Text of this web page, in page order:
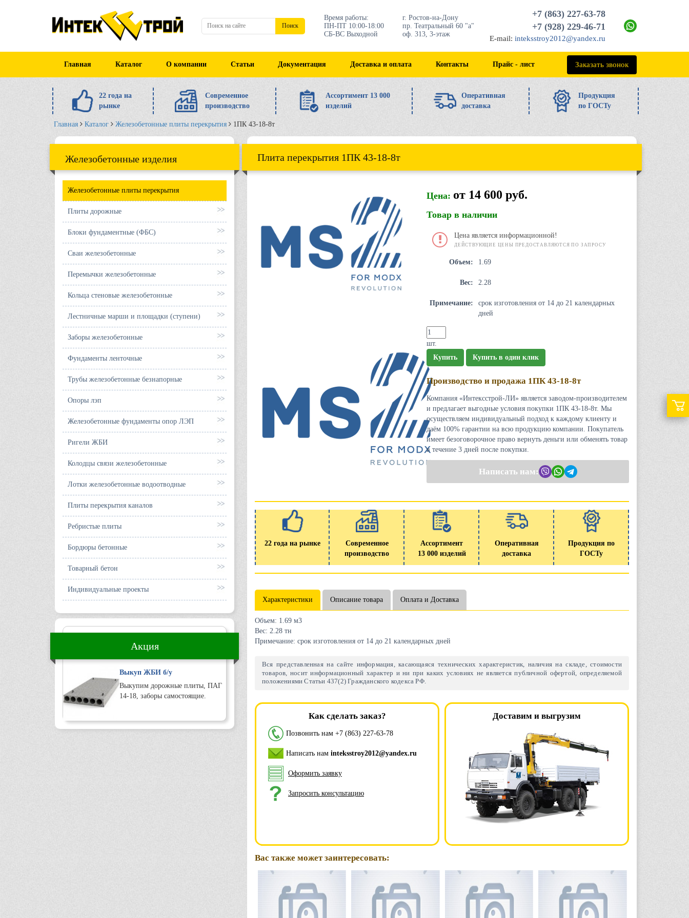
Поиск
Время работы:
ПН-ПТ 10:00-18:00
СБ-ВС Выходной
г. Ростов-на-Дону
пр. Театральный 60 "а"
оф. 313, 3-этаж
+7 (863) 227-63-78
+7 (928) 229-46-71
E-mail: inteksstroy2012@yandex.ru
Главная Каталог О компании Статьи Документация Доставка и оплата Контакты Прайс - лист +7 (863) 227-63-78
Заказать звонок
22 года на
рынке
Современное
производство
Ассортимент 13 000
изделий
Оперативная
доставка
Продукция
по ГОСТу
Главная Каталог Железобетонные плиты перекрытия 1ПК 43-18-8т
Железобетонные изделия
Железобетонные плиты перекрытия
Плиты дорожные
Блоки фундаментные (ФБС)
Сваи железобетонные
Перемычки железобетонные
Кольца стеновые железобетонные
Лестничные марши и площадки (ступени)
Заборы железобетонные
Фундаменты ленточные
Трубы железобетонные безнапорные
Опоры лэп
Железобетонные фундаменты опор ЛЭП
Ригели ЖБИ
Колодцы связи железобетонные
Лотки железобетонные водоотводные
Плиты перекрытия каналов
Ребристые плиты
Бордюры бетонные
Товарный бетон
Индивидуальные проекты
Акция
Выкуп ЖБИ б/у
Выкупим дорожные плиты, ПАГ
14-18, заборы самостоящие.
Плита перекрытия 1ПК 43-18-8т
Цена: от 14 600 руб.
Товар в наличии
Цена является информационной!
ДЕЙСТВУЮЩИЕ ЦЕНЫ ПРЕДОСТАВЛЯЮТСЯ ПО ЗАПРОСУ
Объем: 1.69
Вес: 2.28
Примечание:
срок изготовления от 14 до 21 календарных
дней
шт.
Купить
Купить в один клик
Производство и продажа 1ПК 43-18-8т
Компания «Интексстрой-ЛИ» является заводом-производителем
и предлагает выгодные условия покупки 1ПК 43-18-8т. Мы
осуществляем индивидуальный подход к каждому клиенту и
даём 100% гарантии на всю продукцию компании. Покупатель
имеет безоговорочное право вернуть деньги или обменять товар
в течение 3 дней после покупки.
Написать нам:
22 года на рынке
Современное
производство
Ассортимент
13 000 изделий
Оперативная
доставка
Продукция по
ГОСТу
Характеристики Описание товара Оплата и Доставка
Объем: 1.69 м3
Вес: 2.28 тн
Примечание: срок изготовления от 14 до 21 календарных дней
Вся представленная на сайте информация, касающаяся технических характеристик, наличия на складе, стоимости
товаров, носит информационный характер и ни при каких условиях не является публичной офертой, определяемой
положениями Статьи 437(2) Гражданского кодекса РФ.
Как сделать заказ?
Позвонить нам +7 (863) 227-63-78
Написать нам inteksstroy2012@yandex.ru
Оформить заявку
Запросить консультацию
Доставим и выгрузим
Вас также может заинтересовать: